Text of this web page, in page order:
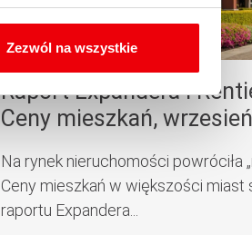
Zezwól na wszystkie
Raport Expandera i
Ceny mieszkań,
Na rynek nieruchomości powróciła
Ceny mieszkań w większości miast
raportu Expandera...